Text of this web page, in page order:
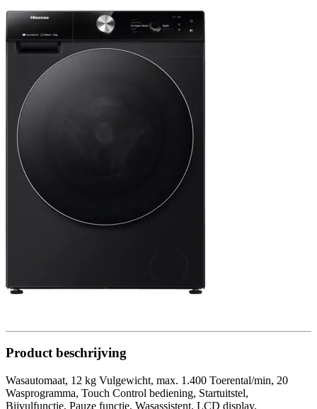
Product beschrijving
Wasautomaat, 12 kg Vulgewicht, max. 1.400 Toerental/min, 20
Wasprogramma, Touch Control bediening, Startuitstel,
Bijvulfunctie, Pauze functie, Wasassistent, LCD display,